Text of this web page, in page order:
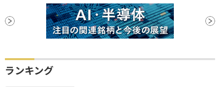
ランキング